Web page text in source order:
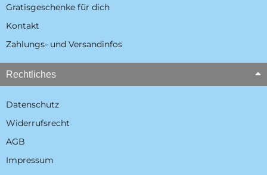
Gratisgeschenke für dich
Kontakt
Zahlungs- und Versandinfos
Rechtliches
Datenschutz
Widerrufsrecht
AGB
Impressum